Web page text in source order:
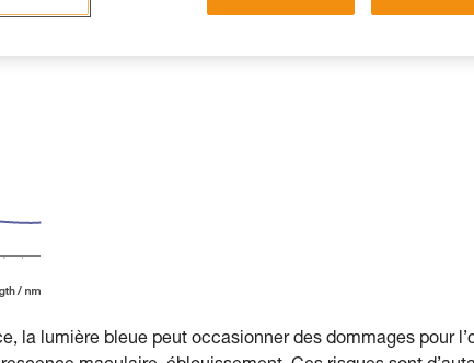
la lumière bleue peut occasionner des dommages pour